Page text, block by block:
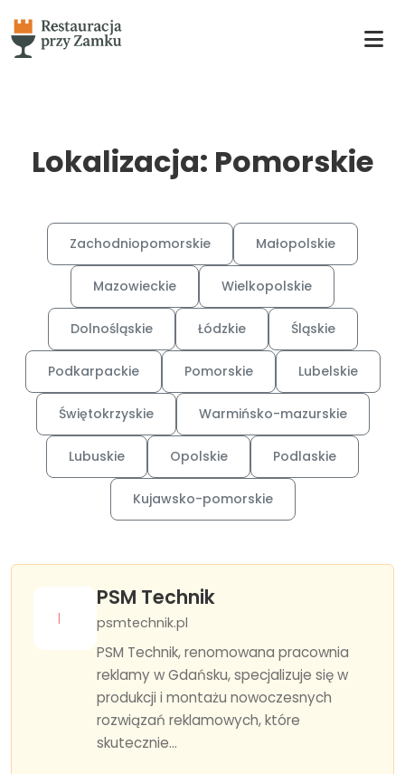
Lokalizacja: Pomorskie
Zachodniopomorskie Małopolskie
Mazowieckie Wielkopolskie
Dolnośląskie Łódzkie Śląskie
Podkarpackie Pomorskie Lubelskie
Świętokrzyskie Warmińsko-mazurskie
Lubuskie Opolskie Podlaskie
Kujawsko-pomorskie
PSM Technik
psmtechnik.pl
PSM Technik, renomowana pracownia
reklamy w Gdańsku, specjalizuje się w
produkcji i montażu nowoczesnych
rozwiązań reklamowych, które
skutecznie...